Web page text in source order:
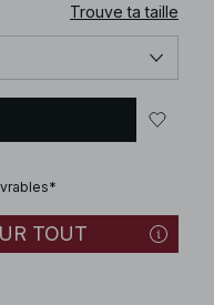
Trouve ta taille
TOUT